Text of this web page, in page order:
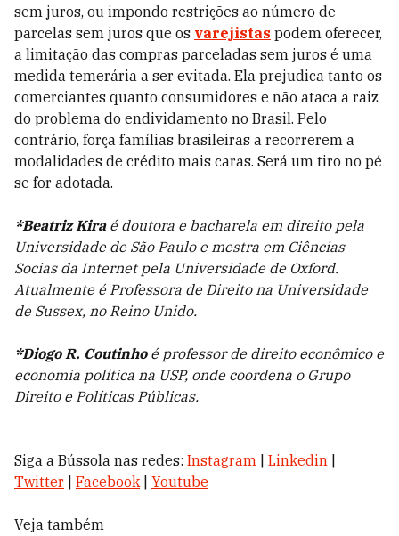
sem juros, ou impondo restrições ao número de
parcelas sem juros que os varejistas podem oferecer,
a limitação das compras parceladas sem juros é uma
medida temerária a ser evitada. Ela prejudica tanto os
comerciantes quanto consumidores e não ataca a raiz
do problema do endividamento no Brasil. Pelo
contrário, força famílias brasileiras a recorrerem a
modalidades de crédito mais caras. Será um tiro no pé
se for adotada.
*Beatriz Kiraé doutora e bacharela em direito pela
Universidade de São Paulo e mestra em Ciências
Socias da Internet pela Universidade de Oxford.
Atualmente é Professora de Direito na Universidade
de Sussex, no Reino Unido.
*Diogo R. Coutinhoé professor de direito econômico e
economia política na USP, onde coordena o Grupo
Direito e Políticas Públicas.
Siga a Bússola nas redes: Instagram Linkedin
Twitter
Facebook| Youtube
Veja também